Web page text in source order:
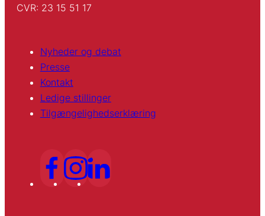
CVR: 23 15 51 17
Nyheder og debat
Presse
Kontakt
Ledige stillinger
Tilgængelighedserklæring